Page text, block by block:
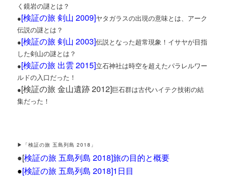
く鏡岩の謎とは？
●[検証の旅 剣山 2009]ヤタガラスの出現の意味とは、アーク
伝説の謎とは？
●[検証の旅 剣山 2003]伝説となった超常現象！イサヤが目指
した剣山の謎とは？
●[検証の旅 出雲 2015]立石神社は時空を超えたパラレルワー
ルドの入口だった！
●[検証の旅 金山遺跡 2012]巨石群は古代ハイテク技術の結
集だった！
▶「検証の旅 五島列島 2018」
●[検証の旅 五島列島 2018]旅の目的と概要
●[検証の旅 五島列島 2018]1日目